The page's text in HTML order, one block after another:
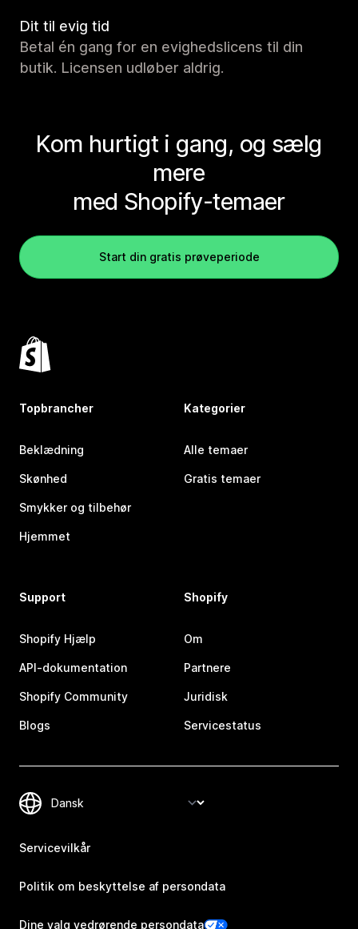
Dit til evig tid
Betal én gang for en evighedslicens til din
butik. Licensen udløber aldrig.
Kom hurtigt i gang, og sælg
mere
med Shopify-temaer
Start din gratis prøveperiode
Topbrancher
Beklædning
Skønhed
Smykker og tilbehør
Hjemmet
Kategorier
Alle temaer
Gratis temaer
Support
Shopify Hjælp
API-dokumentation
Shopify Community
Blogs
Shopify
Om
Partnere
Juridisk
Servicestatus
Servicevilkår
Politik om beskyttelse af persondata
Dine valg vedrørende persondata